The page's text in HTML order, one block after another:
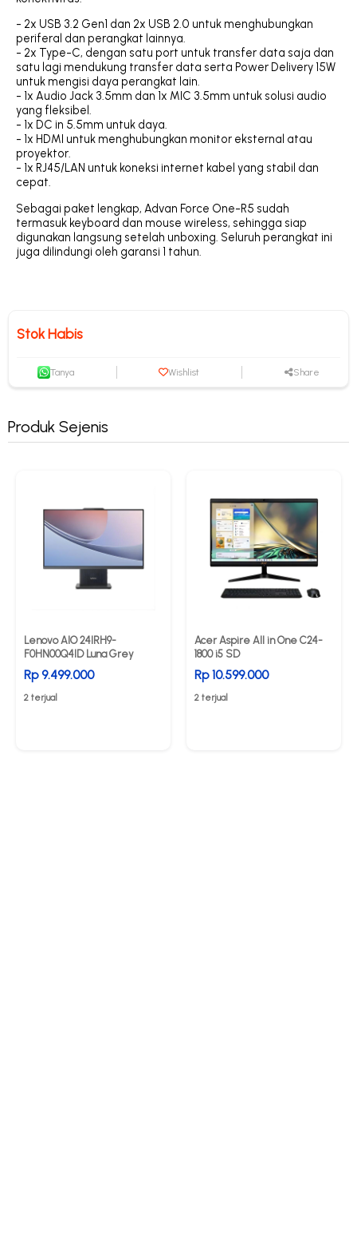
- 2x USB 3.2 Gen1 dan 2x USB 2.0 untuk menghubungkan
periferal dan perangkat lainnya.
- 2x Type-C, dengan satu port untuk transfer data saja dan
satu lagi mendukung transfer data serta Power Delivery 15W
untuk mengisi daya perangkat lain.
- 1x Audio Jack 3.5mm dan 1x MIC 3.5mm untuk solusi audio
yang fleksibel.
- 1x DC in 5.5mm untuk daya.
- 1x HDMI untuk menghubungkan monitor eksternal atau
proyektor.
- 1x RJ45/LAN untuk koneksi internet kabel yang stabil dan
cepat.
Sebagai paket lengkap, Advan Force One-R5 sudah
termasuk keyboard dan mouse wireless, sehingga siap
digunakan langsung setelah unboxing. Seluruh perangkat ini
juga dilindungi oleh garansi 1 tahun.
Stok Habis
Tanya Wishlist Share
Produk Sejenis
Lenovo AIO 24IRH9-
F0HN00Q4ID Luna Grey
Rp 9.499.000
2 terjual
Acer Aspire All in One C24-
1800 i5 SD
Rp 10.599.000
2 terjual